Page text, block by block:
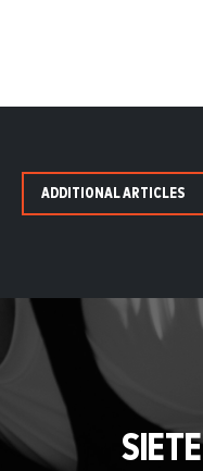
ADDITIONAL ARTICLES